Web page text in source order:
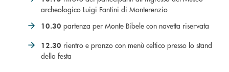
archeologico Luigi Fantini di Monterenzio
10.30 partenza per Monte Bibele con navetta riservata
12.30 rientro e pranzo con menù celtico presso lo stand
della festa